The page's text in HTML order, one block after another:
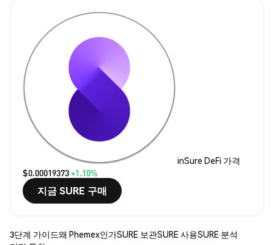
inSure DeFi 가격
$0.00019373+1.10%
지금 SURE 구매
3단계 가이드왜 Phemex인가SURE 보관SURE 사용SURE 분석